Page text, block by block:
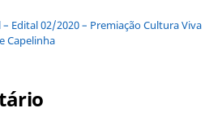
– Edital 02/2020 – Premiação Cultura Viva
Capelinha